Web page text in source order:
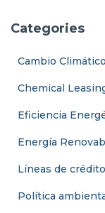
Categories
Cambio Climático
Chemical
Eficiencia
Energía
Líneas de crédito
Política